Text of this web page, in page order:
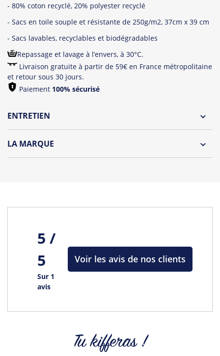
- 80% coton recyclé, 20% polyester recyclé
- Sacs en toile souple et résistante de 250g/m2, 37cm x 39 cm
- Sacs lavables, recyclables et biodégradables
Repassage et lavage à l’envers, à 30°C.
Livraison gratuite à partir de 59€ en France métropolitaine
et retour sous 30 jours.
Paiement 100% sécurisé
ENTRETIEN
LA MARQUE
5 /
5
Sur 1
avis
Voir les avis de nos clients
Tu kifferas !